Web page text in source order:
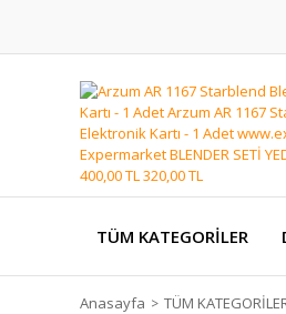
TÜM KATEGORİLER
Anasayfa TÜM